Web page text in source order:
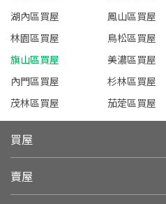
湖內區買屋
鳳山區買屋
林園區買屋
鳥松區買屋
旗山區買屋
美濃區買屋
內門區買屋
杉林區買屋
茂林區買屋
茄萣區買屋
買屋
賣屋